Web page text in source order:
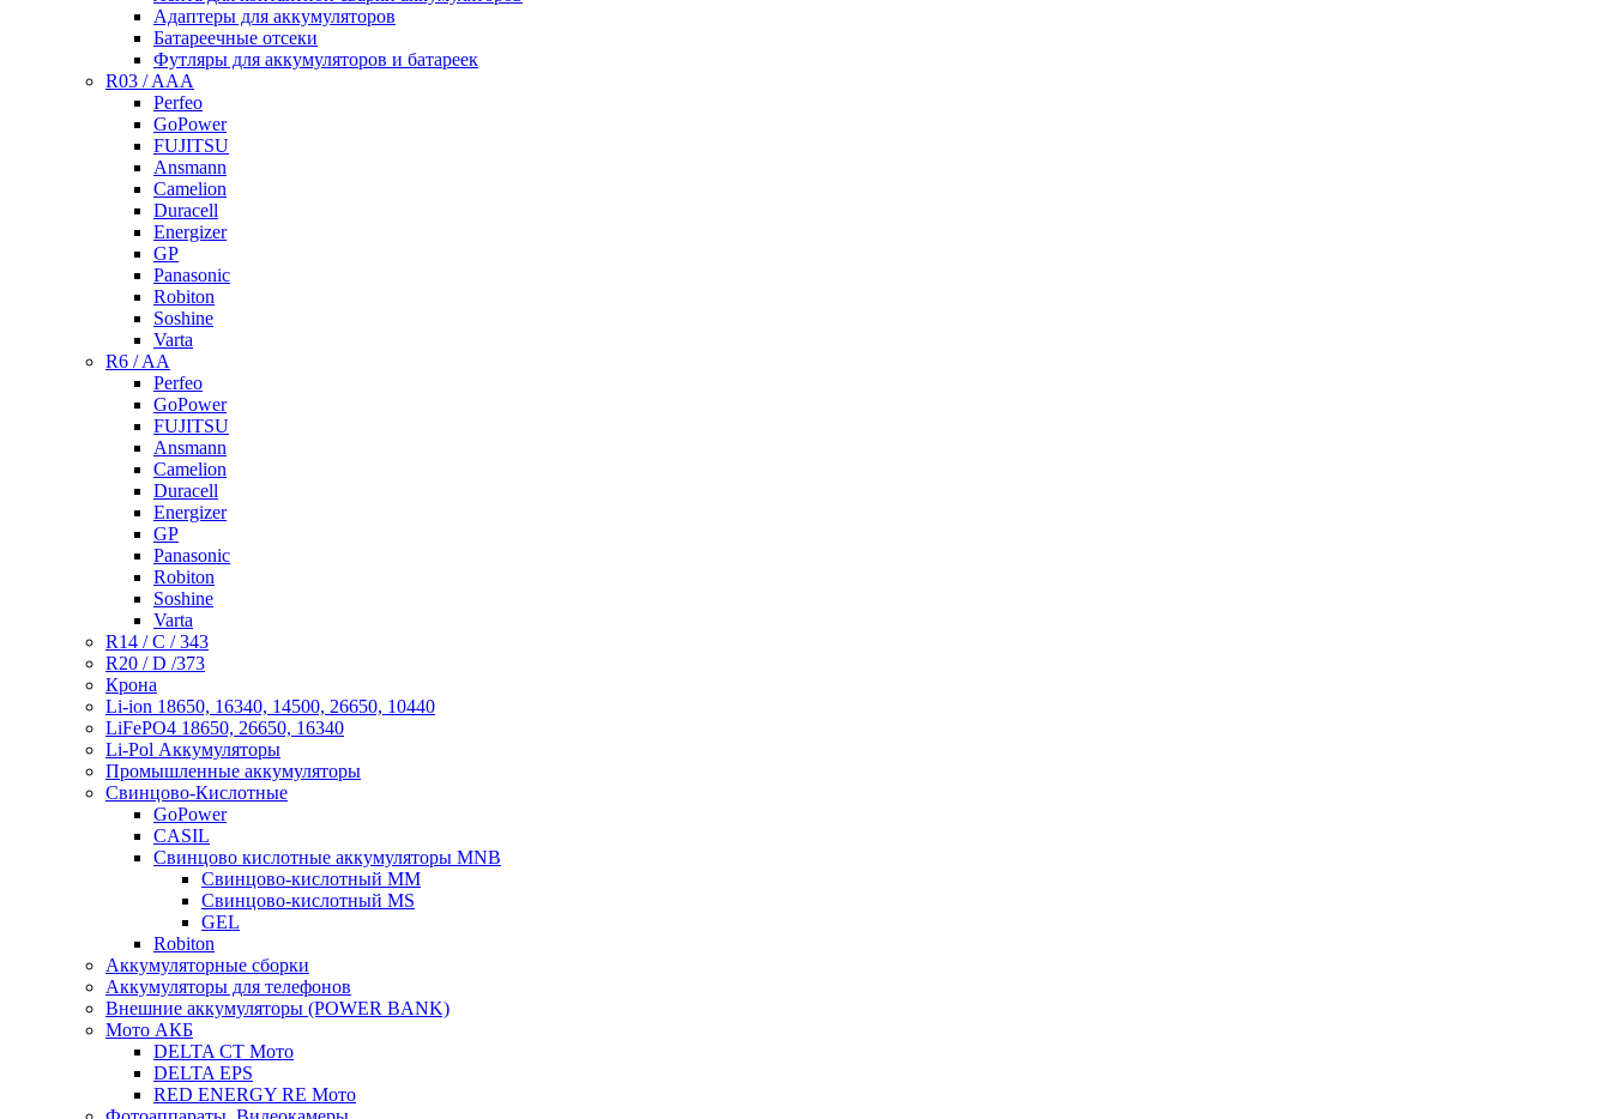
Адаптеры для аккумуляторов
Батареечные отсеки
Футляры для аккумуляторов и батареек
R03 / AAA
Perfeo
GoPower
FUJITSU
Ansmann
Camelion
Duracell
Energizer
GP
Panasonic
Robiton
Soshine
Varta
R6 / AA
Perfeo
GoPower
FUJITSU
Ansmann
Camelion
Duracell
Energizer
GP
Panasonic
Robiton
Soshine
Varta
R14 / C / 343
R20 / D /373
Крона
Li-ion 18650, 16340, 14500, 26650, 10440
LiFePO4 18650, 26650, 16340
Li-Pol Аккумуляторы
Промышленные аккумуляторы
Свинцово-Кислотные
GoPower
CASIL
Свинцово кислотные аккумуляторы MNB
Cвинцово-кислотный MM
Cвинцово-кислотный MS
GEL
Robiton
Аккумуляторные сборки
Аккумуляторы для телефонов
Внешние аккумуляторы (POWER BANK)
Мото АКБ
DELTA CT Мото
DELTA EPS
RED ENERGY RE Мото